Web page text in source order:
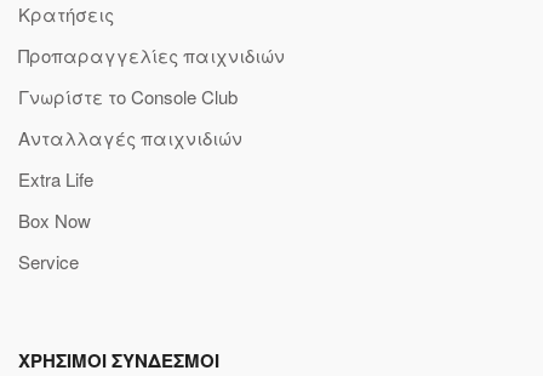
Κρατήσεις
Προπαραγγελίες παιχνιδιών
Γνωρίστε το Console Club
Ανταλλαγές παιχνιδιών
Extra Life
Box Now
Service
ΧΡΗΣΙΜΟΙ ΣΥΝΔΕΣΜΟΙ